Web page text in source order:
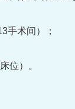
手术间）；
位）。